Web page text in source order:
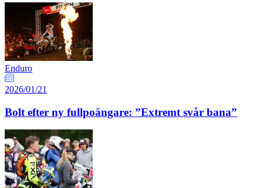
Enduro
2026/01/21
Bolt efter ny fullpoängare: ”Extremt svår bana”